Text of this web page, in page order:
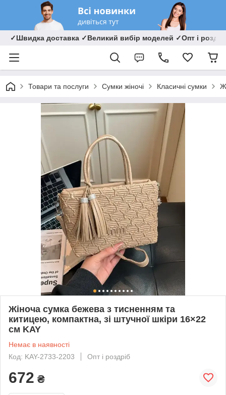
✓Швидка доставка ✓Великий вибір моделей ✓Опт і
Товари та послуги Сумки жіночі Класичні сумки
Жіноча сумка бежева з тисненням та
китицею, компактна, зі штучної шкіри 16×22
см KAY
Немає в наявності
Код: KAY-2733-2203
Опт і роздріб
672 ₴